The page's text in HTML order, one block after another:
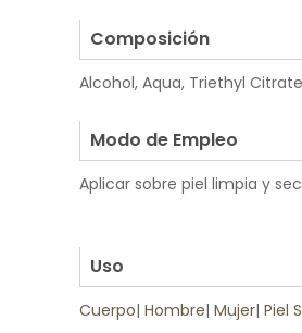
Composición
Alcohol, Aqua, Triethyl
Modo de Empleo
Aplicar sobre piel limpia y
Uso
Cuerpo| Hombre| Mujer| Piel